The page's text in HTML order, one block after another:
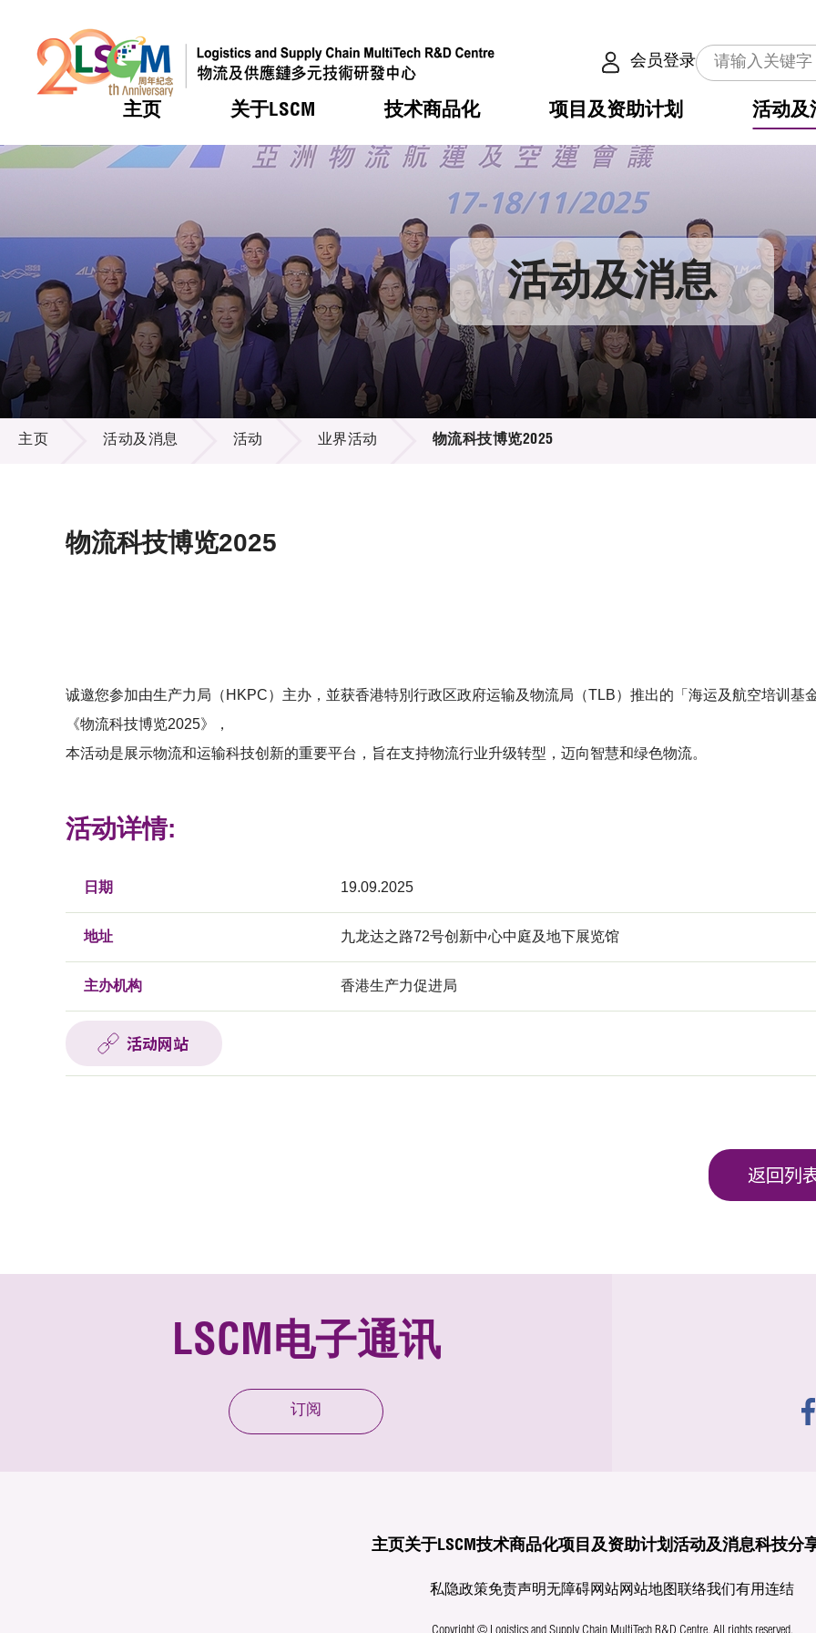
会员登录
主页 关于LSCM
热门 机构简介
组织架构
组织架构
董事局
研究顾问
招标通告
供应商登记
技术商品化
热门 服务
可获授权之技术
应用于公共服务之创新技术
重点项目
项目及资助计划
热门 合作计划
资助计划
资助计划
税务优惠
申请
评审
征求研发项目计划书
项目资料库
活动及
热门 活动
奖项
新闻中心
媒体报导
新闻稿
资讯中心
多媒体
出版刊物
热门 会籍及服务
会员列表
会员登入 活动及消息
活动及消息
主页 活动及消息 活动 业界活动 物流科技博览2025
物流科技博览2025
诚邀您参加由生产力局（HKPC）主办，並获香港特別行政区政府运输及物流局（TLB）推出的「海运及航空培训基
《物流科技博览2025》，
本活动是展示物流和运输科技创新的重要平台，旨在支持物流行业升级转型，迈向智慧和绿色物流。
活动详情:
日期 19.09.2025
地址 九龙达之路72号创新中心中庭及地下展览馆
主办机构 香港生产力促进局
活动网站
返回列
LSCM电子通讯
订阅
主页关于LSCM技术商品化项目及资助计划活动及消息科技分
私隐政策免责声明无障碍网站网站地图联络我们有用连结